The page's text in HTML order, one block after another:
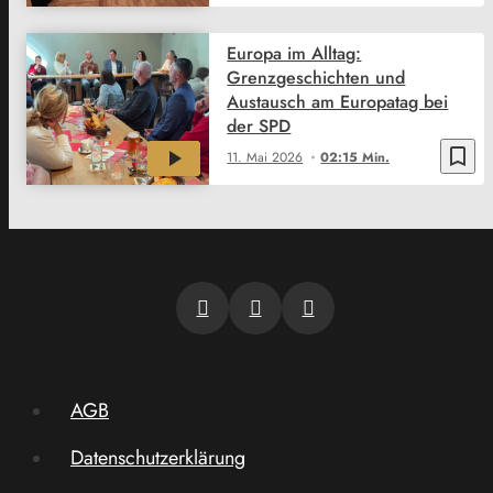
bookmark_border
11. Mai 2026 02:15 Min.
Europa im Alltag:
Grenzgeschichten und
Austausch am Europatag bei
der SPD
AGB
Datenschutzerklärung